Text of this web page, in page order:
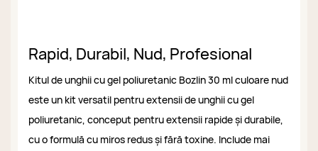
Rapid, Durabil, Nud, Profesional
Kitul de unghii cu gel poliuretanic Bozlin 30 ml culoare nud
este un kit versatil pentru extensii de unghii cu gel
poliuretanic, conceput pentru extensii rapide și durabile,
cu o formulă cu miros redus și fără toxine. Include mai